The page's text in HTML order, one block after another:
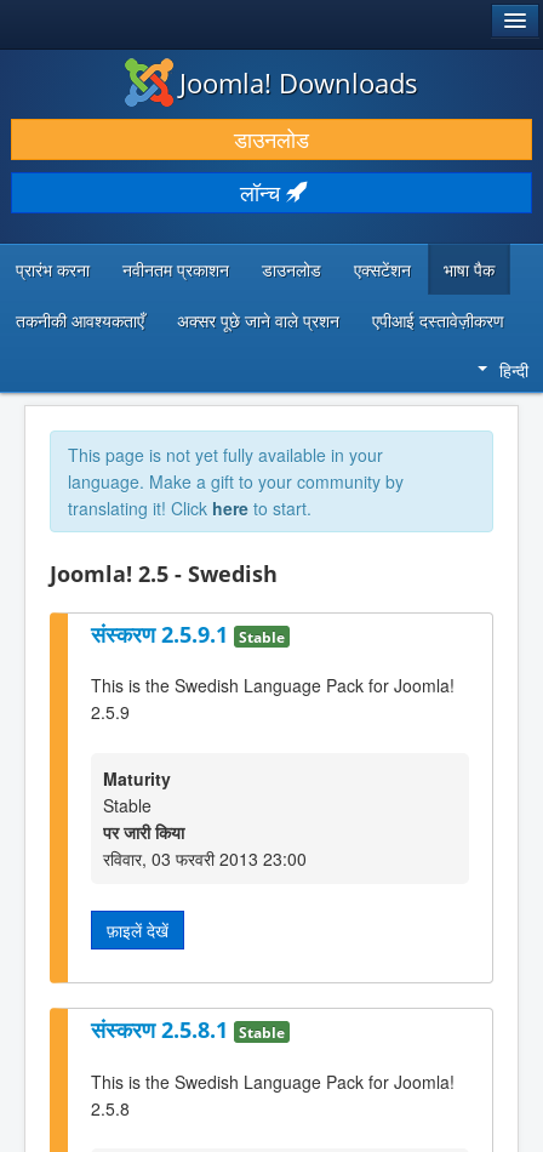
डाउनलोड करें और बढ़ाएं
खोजें और जानें
सामुदायिक समर्थन
डेवलपर संसाधन
Joomla! Downloads
डाउनलोड
लॉन्च
प्रारंभ करना नवीनतम प्रकाशन डाउनलोड एक्सटेंशन भाषा पैक
तकनीकी आवश्यकताएँ अक्सर पूछे जाने वाले प्रशन एपीआई दस्तावेज़ीकरण
हिन्दी
This page is not yet fully available in your
language. Make a gift to your community by
translating it! Click here to start.
Joomla! 2.5 - Swedish
संस्करण 2.5.9.1 Stable
This is the Swedish Language Pack for Joomla!
2.5.9
Maturity
Stable
पर जारी किया
रविवार, 03 फरवरी 2013 23:00
फ़ाइलें देखें
संस्करण 2.5.8.1 Stable
This is the Swedish Language Pack for Joomla!
2.5.8